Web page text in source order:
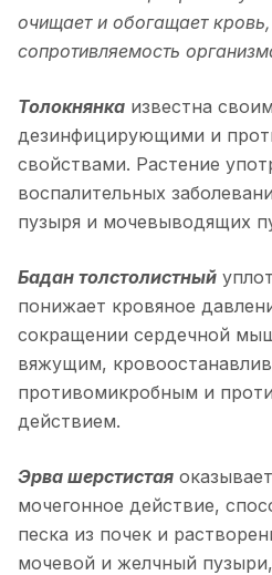
очищает и обогащает
сопротивляемость
Толокнянка известна
дезинфицирующими и
свойствами. Растение
воспалительных
пузыря и мочевыводящих
Бадан толстолистный
понижает кровяное
сокращении сердечной
вяжущим,
противомикробным и
действием.
Эрва шерстистая
мочегонное действие,
песка из почек и
мочевой и желчный